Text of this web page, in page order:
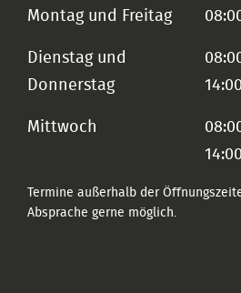
Montag und Freitag
Dienstag und
Donnerstag
Mittwoch
Termine außerhalb der
Absprache gerne möglich.